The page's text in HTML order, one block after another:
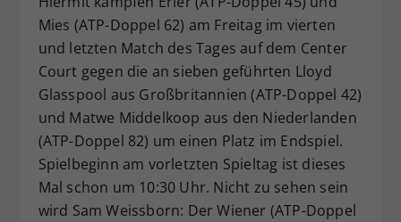
Mies (ATP-Doppel 62) am Freitag im vierten
und letzten Match des Tages auf dem Center
Court gegen die an sieben geführten Lloyd
Glasspool aus Großbritannien (ATP-Doppel 42)
und Matwe Middelkoop aus den Niederlanden
(ATP-Doppel 82) um einen Platz im Endspiel.
Spielbeginn am vorletzten Spieltag ist dieses
Mal schon um 10:30 Uhr. Nicht zu sehen sein
wird Sam Weissborn: Der Wiener (ATP-Doppel